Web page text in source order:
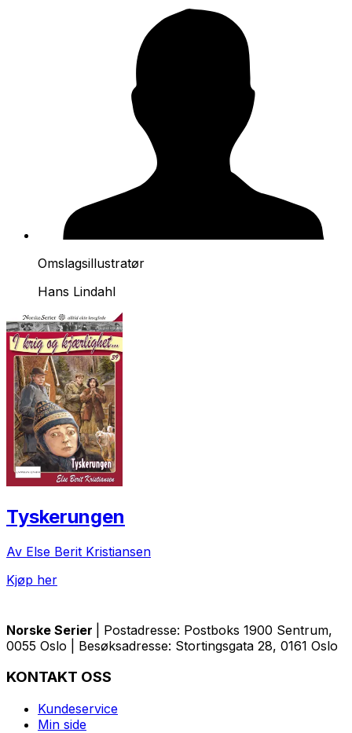
Omslagsillustratør
Hans Lindahl
Tyskerungen
Av Else Berit Kristiansen
Kjøp her
Norske Serier
| Postadresse: Postboks 1900 Sentrum,
0055 Oslo | Besøksadresse: Stortingsgata 28, 0161 Oslo
KONTAKT OSS
Kundeservice
Min side